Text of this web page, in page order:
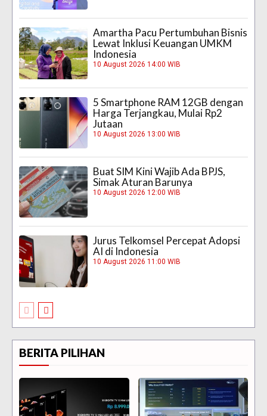
Amartha Pacu Pertumbuhan Bisnis
Lewat Inklusi Keuangan UMKM
Indonesia
10 August 2026 14:00 WIB
5 Smartphone RAM 12GB dengan
Harga Terjangkau, Mulai Rp2
Jutaan
10 August 2026 13:00 WIB
Buat SIM Kini Wajib Ada BPJS,
Simak Aturan Barunya
10 August 2026 12:00 WIB
Jurus Telkomsel Percepat Adopsi
AI di Indonesia
10 August 2026 11:00 WIB
BERITA PILIHAN